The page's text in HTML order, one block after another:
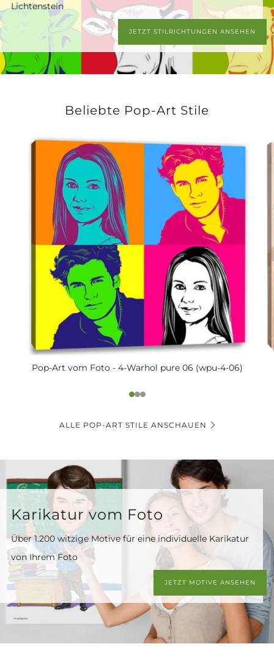
Lichtenstein
JETZT STILRICHTUNGEN ANSEHEN
Beliebte Pop-Art Stile
Pop-Art vom Foto - 4-Warhol pure 06 (wpu-4-06)
ALLE POP-ART STILE ANSCHAUEN
Karikatur vom Foto
Über 1.200 witzige Motive für eine individuelle Karikatur
von Ihrem Foto
JETZT MOTIVE ANSEHEN